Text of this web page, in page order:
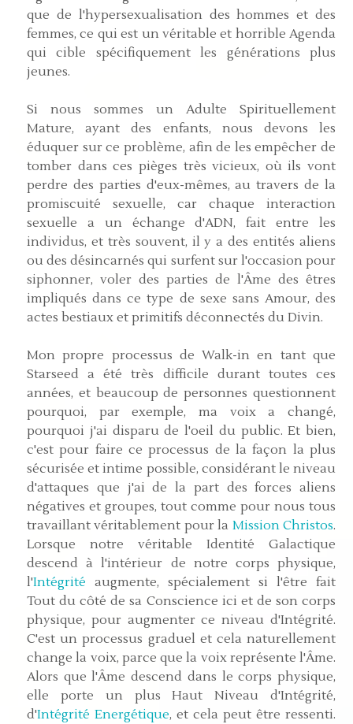
que de l'hypersexualisation des hommes et des
femmes, ce qui est un véritable et horrible Agenda
qui cible spécifiquement les générations plus
jeunes.
Si nous sommes un Adulte Spirituellement
Mature, ayant des enfants, nous devons les
éduquer sur ce problème, afin de les empêcher de
tomber dans ces pièges très vicieux, où ils vont
perdre des parties d'eux-mêmes, au travers de la
promiscuité sexuelle, car chaque interaction
sexuelle a un échange d'ADN, fait entre les
individus, et très souvent, il y a des entités aliens
ou des désincarnés qui surfent sur l'occasion pour
siphonner, voler des parties de l'Âme des êtres
impliqués dans ce type de sexe sans Amour, des
actes bestiaux et primitifs déconnectés du Divin.
Mon propre processus de Walk-in en tant que
Starseed a été très difficile durant toutes ces
années, et beaucoup de personnes questionnent
pourquoi, par exemple, ma voix a changé,
pourquoi j'ai disparu de l'oeil du public. Et bien,
c'est pour faire ce processus de la façon la plus
sécurisée et intime possible, considérant le niveau
d'attaques que j'ai de la part des forces aliens
négatives et groupes, tout comme pour nous tous
travaillant véritablement pour la Mission Christos.
Lorsque notre véritable Identité Galactique
descend à l'intérieur de notre corps physique,
l'Intégrité augmente, spécialement si l'être fait
Tout du côté de sa Conscience ici et de son corps
physique, pour augmenter ce niveau d'Intégrité.
C'est un processus graduel et cela naturellement
change la voix, parce que la voix représente l'Âme.
Alors que l'Âme descend dans le corps physique,
elle porte un plus Haut Niveau d'Intégrité,
d'Intégrité Energétique, et cela peut être ressenti.